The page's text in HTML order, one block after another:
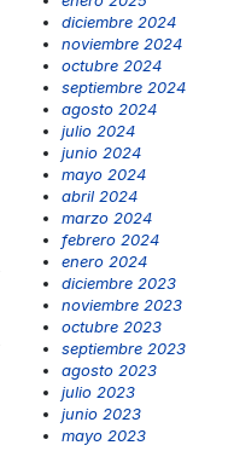
diciembre 2024
noviembre 2024
octubre 2024
septiembre 2024
agosto 2024
julio 2024
junio 2024
mayo 2024
abril 2024
marzo 2024
febrero 2024
enero 2024
diciembre 2023
noviembre 2023
octubre 2023
septiembre 2023
agosto 2023
julio 2023
junio 2023
mayo 2023